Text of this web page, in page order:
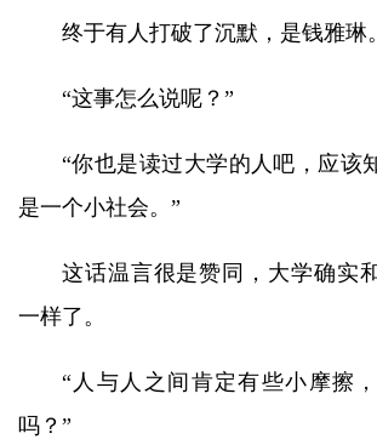
终于有人打破了沉默，是钱雅琳。
“这事怎么说呢？”
“你也是读过大学的人吧，应该
是一个小社会。”
这话温言很是赞同，大学确实
一样了。
“人与人之间肯定有些小摩擦
吗？”